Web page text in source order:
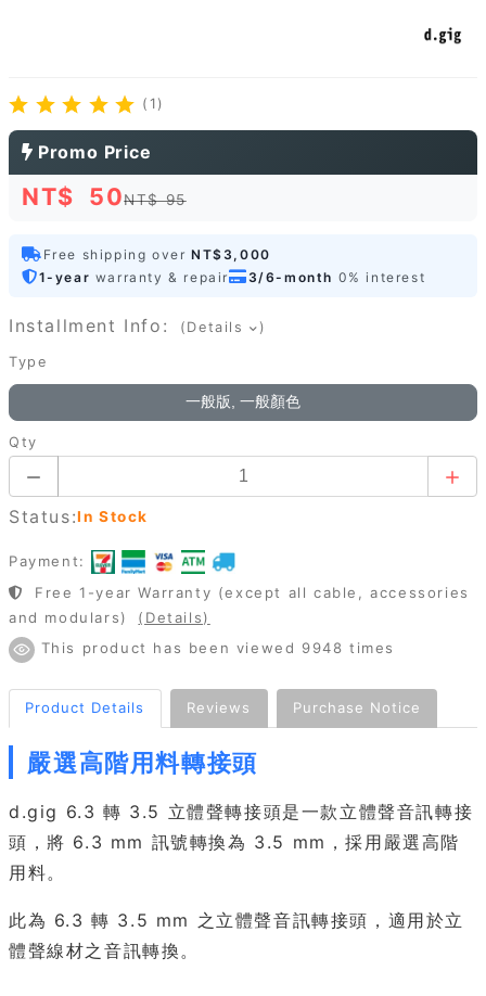
(1)
Promo Price
NT$ 50NT$ 95
Free shipping overNT$3,000
1-year warranty & repair 3/6-month 0% interest
Installment Info: (Details )
Type
一般版, 一般顏色
Qty
Status:In Stock
Payment:
Free 1-year Warranty (except all cable, accessories
and modulars)
(Details)
This product has been viewed 9948 times
Product Details Reviews Purchase Notice
嚴選高階用料轉接頭
d.gig 6.3 轉 3.5 立體聲轉接頭是一款立體聲音訊轉接
頭，將 6.3 mm 訊號轉換為 3.5 mm，採用嚴選高階
用料。
此為 6.3 轉 3.5 mm 之立體聲音訊轉接頭，適用於立
體聲線材之音訊轉換。